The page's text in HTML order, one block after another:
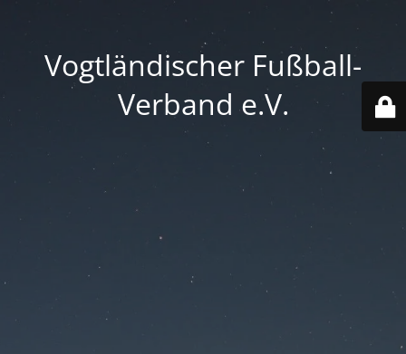
Vogtländischer Fußball-
Verband e.V.